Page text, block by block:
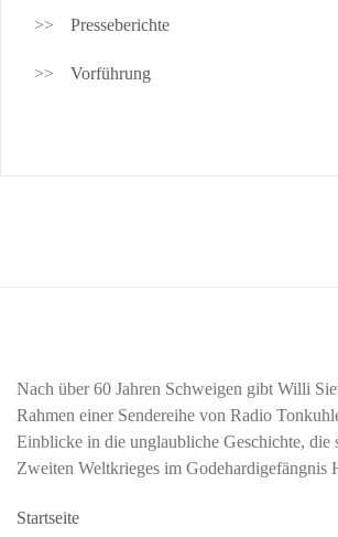
Presseberichte
Vorführung
Nach über 60 Jahren Schweigen gibt Willi
Rahmen einer Sendereihe von Radio
Einblicke in die unglaubliche Geschichte, die
Zweiten Weltkrieges im Godehardigefängnis
Startseite